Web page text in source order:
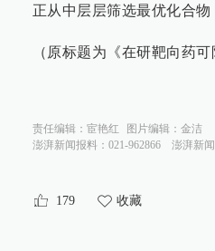
正从中层层筛选最优化合物
（原标题为《在研靶向药
责任编辑： 宦艳红 图片编辑： 金洁
澎湃新闻报料：021-962866
澎湃新
179 收藏